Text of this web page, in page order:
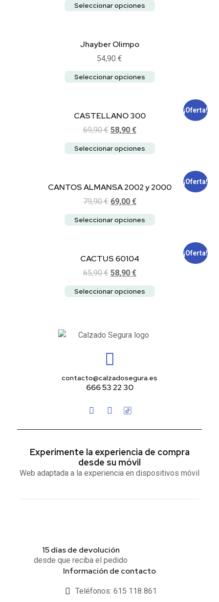
Seleccionar opciones
Jhayber Olimpo
54,90 €
Seleccionar opciones
¡Oferta!
CASTELLANO 300
69,90€ 58,90 €
Seleccionar opciones
¡Oferta!
CANTOS ALMANSA 2002 y 2000
79,90€ 69,00 €
Seleccionar opciones
¡Oferta!
CACTUS 60104
65,90€ 58,90 €
Seleccionar opciones
contacto@calzadosegura.es
666 53 22 30
Experimente la experiencia de compra
desde su móvil
Web adaptada a la experiencia en dispositivos móvil
15 días de devolución
desde que reciba el pedido
Información de contacto
Teléfonos: 615 118 861